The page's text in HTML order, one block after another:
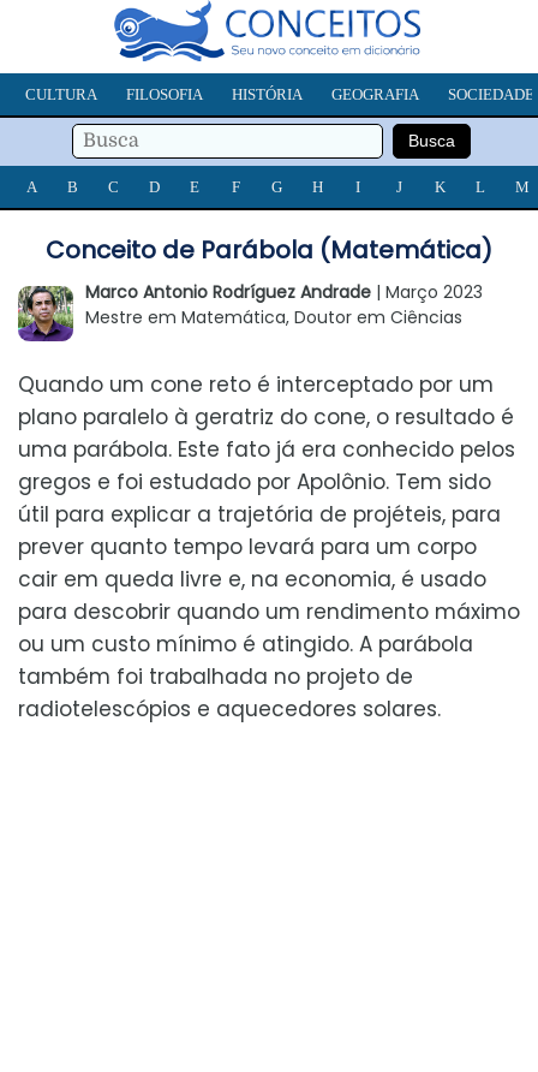
CULTURA FILOSOFIA HISTÓRIA GEOGRAFIA SOCIEDADE
A B C D E F G H I J K L M
Conceito de Parábola (Matemática)
Marco Antonio Rodríguez Andrade | Março 2023
Mestre em Matemática, Doutor em Ciências
Quando um cone reto é interceptado por um
plano paralelo à geratriz do cone, o resultado é
uma parábola. Este fato já era conhecido pelos
gregos e foi estudado por Apolônio. Tem sido
útil para explicar a trajetória de projéteis, para
prever quanto tempo levará para um corpo
cair em queda livre e, na economia, é usado
para descobrir quando um rendimento máximo
ou um custo mínimo é atingido. A parábola
também foi trabalhada no projeto de
radiotelescópios e aquecedores solares.